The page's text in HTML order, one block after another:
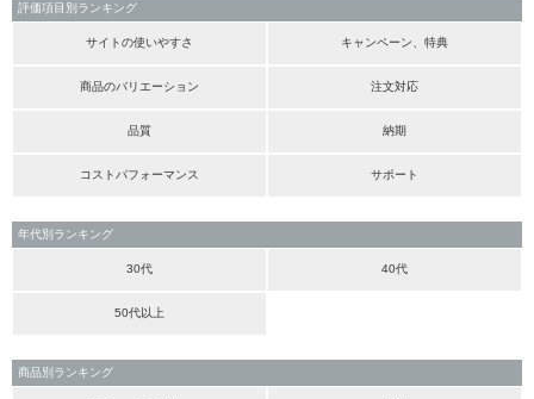
評価項目別ランキング
サイトの使いやすさ キャンペーン、特典
商品のバリエーション 注文対応
品質 納期
コストパフォーマンス サポート
年代別ランキング
30代 40代
50代以上
商品別ランキング